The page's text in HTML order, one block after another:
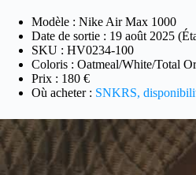
Modèle : Nike Air Max 1000
Date de sortie : 19 août 2025
SKU : HV0234-100
Coloris : Oatmeal/White/Total
Prix : 180 €
Où acheter : SNKRS,